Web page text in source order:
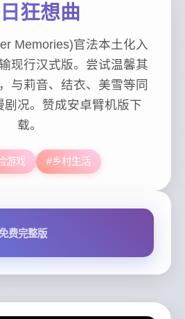
狂想曲
Memories)官法本土化入
现行汉式版。尝试温馨其
与莉音、结衣、美雪等同
剧况。赞成安卓臂机版下
载。
游戏 #乡村生活
费完整版